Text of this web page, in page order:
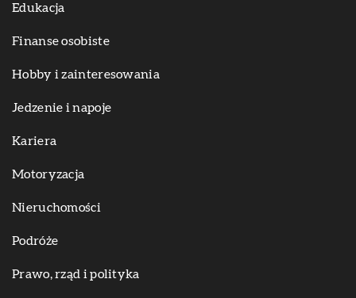
Edukacja
Finanse osobiste
Hobby i zainteresowania
Jedzenie i napoje
Kariera
Motoryzacja
Nieruchomości
Podróże
Prawo, rząd i polityka